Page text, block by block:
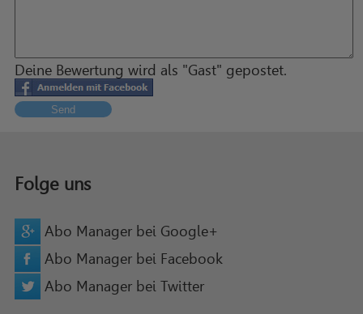
Deine Bewertung wird als "Gast" gepostet.
Send
Folge uns
Abo Manager bei Google+
Abo Manager bei Facebook
Abo Manager bei Twitter